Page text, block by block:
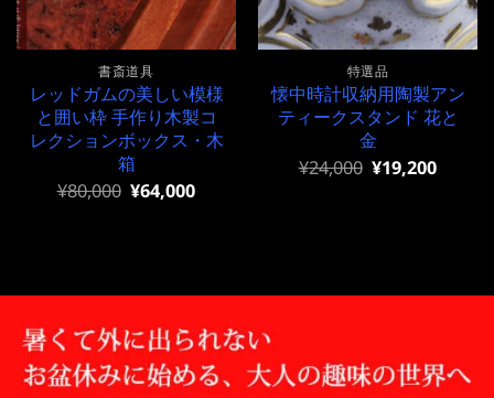
書斎道具
レッドガムの美しい模様
と囲い枠 手作り木製コ
レクションボックス・木
箱
元
で
た。
¥80,000 現
¥80,000
す。
¥64,000
特選品
懐中時計収納用陶製アン
ティークスタンド 花と
金
元
し
¥24,000 現
で
¥19,200